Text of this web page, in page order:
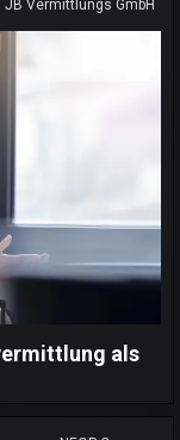
JB Vermittlungs GmbH
als